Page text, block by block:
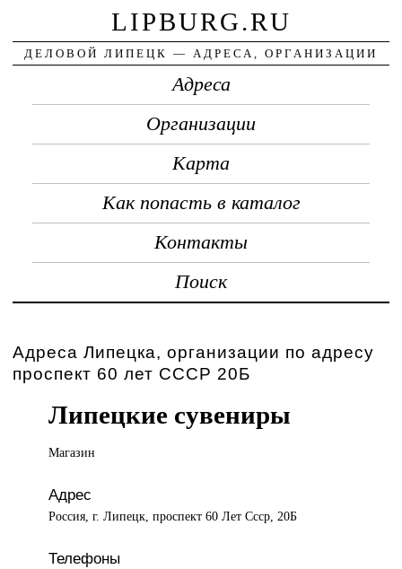
LIPBURG.RU
ДЕЛОВОЙ ЛИПЕЦК — АДРЕСА, ОРГАНИЗАЦИИ
Адреса
Организации
Карта
Как попасть в каталог
Контакты
Поиск
Адреса Липецка, организации по адресу
проспект 60 лет СССР 20Б
Липецкие сувениры
Магазин
Адрес
Россия, г. Липецк, проспект 60 Лет Ссср, 20Б
Телефоны